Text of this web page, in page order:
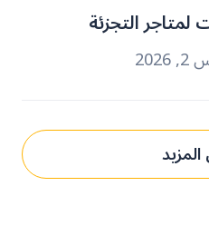
لمتاجر التجزئة